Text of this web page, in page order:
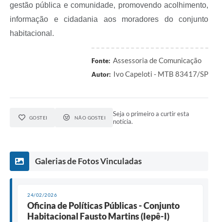
gestão pública e comunidade, promovendo acolhimento,
informação e cidadania aos moradores do conjunto
habitacional.
Fonte: Assessoria de Comunicação
Autor: Ivo Capeloti - MTB 83417/SP
GOSTEI NÃO GOSTEI
Seja o primeiro a curtir esta
notícia.
Galerias de Fotos Vinculadas
24/02/2026
Oficina de Políticas Públicas - Conjunto
Habitacional Fausto Martins (Iepê-I)